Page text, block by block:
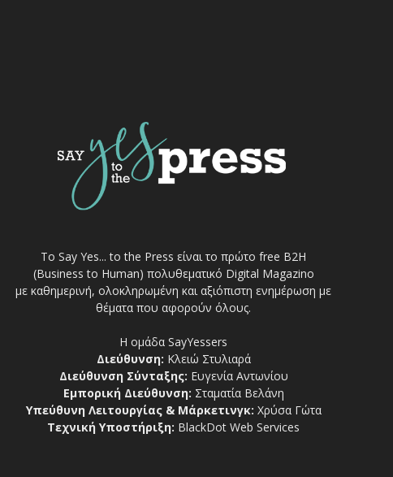
Το Say Yes... to the Press είναι το πρώτο free Β2Η
(Business to Human) πολυθεματικό Digital Magazino
με καθημερινή, ολοκληρωμένη και αξιόπιστη ενημέρωση με
θέματα που αφορούν όλους.
Η ομάδα SayYessers
Διεύθυνση: Κλειώ Στυλιαρά
Διεύθυνση Σύνταξης: Ευγενία Αντωνίου
Εμπορική Διεύθυνση: Σταματία Βελάνη
Υπεύθυνη Λειτουργίας & Μάρκετινγκ: Χρύσα Γώτα
Τεχνική Υποστήριξη: BlackDot Web Services